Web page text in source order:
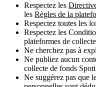
Respectez les
les Règles de la
Respectez toutes les
Respectez les
plateformes de
Ne cherchez pas à
Ne publiez aucun
collecte de fonds
Ne suggérez pas que